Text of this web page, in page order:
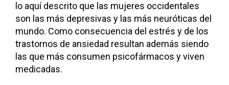
lo aquí descrito que las mujeres occidentales
son las más depresivas y las más neuróticas del
mundo. Como consecuencia del estrés y de los
trastornos de ansiedad resultan además siendo
las que más consumen psicofármacos y viven
medicadas.